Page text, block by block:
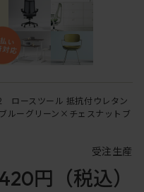
ロースツール 抵抗付ウレタン
ルーグリーン×チェスナットブ
受注生産
円 （税込）